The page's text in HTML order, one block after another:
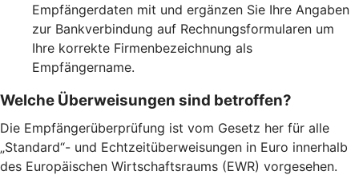
Empfängerdaten mit und ergänzen Sie Ihre Angaben
zur Bankverbindung auf Rechnungsformularen um
Ihre korrekte Firmenbezeichnung als
Empfängername.
Welche Überweisungen sind betroffen?
Die Empfängerüberprüfung ist vom Gesetz her für alle
„Standard“- und Echtzeitüberweisungen in Euro innerhalb
des Europäischen Wirtschaftsraums (EWR) vorgesehen.